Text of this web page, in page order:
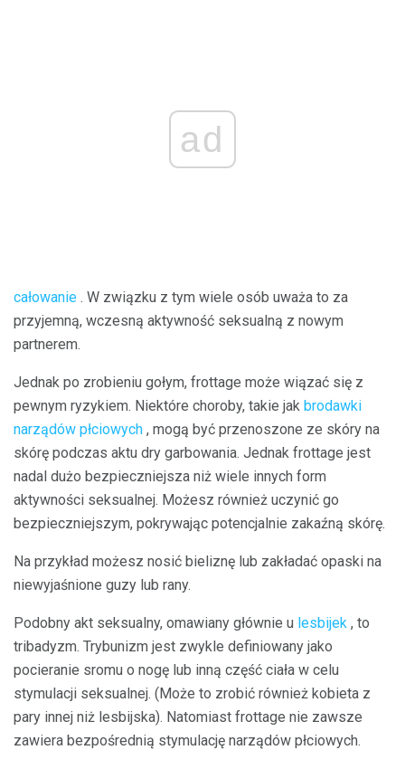
ad
całowanie . W związku z tym wiele osób uważa to za
przyjemną, wczesną aktywność seksualną z nowym
partnerem.
Jednak po zrobieniu gołym, frottage może wiązać się z
pewnym ryzykiem. Niektóre choroby, takie jak brodawki
narządów płciowych , mogą być przenoszone ze skóry na
skórę podczas aktu dry garbowania. Jednak frottage jest
nadal dużo bezpieczniejsza niż wiele innych form
aktywności seksualnej. Możesz również uczynić go
bezpieczniejszym, pokrywając potencjalnie zakaźną skórę.
Na przykład możesz nosić bieliznę lub zakładać opaski na
niewyjaśnione guzy lub rany.
Podobny akt seksualny, omawiany głównie u lesbijek , to
tribadyzm. Trybunizm jest zwykle definiowany jako
pocieranie sromu o nogę lub inną część ciała w celu
stymulacji seksualnej. (Może to zrobić również kobieta z
pary innej niż lesbijska). Natomiast frottage nie zawsze
zawiera bezpośrednią stymulację narządów płciowych.